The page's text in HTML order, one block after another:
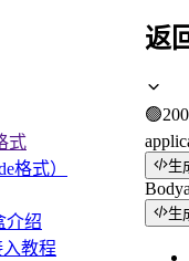
式
格式）
介绍
教程
返
🟢200
生
Body
生